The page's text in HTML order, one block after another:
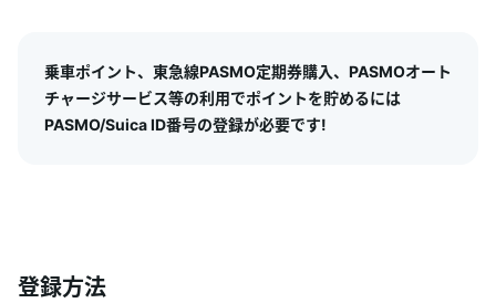
乗車ポイント、東急線PASMO定期券購入、PASMOオート
チャージサービス等の利用でポイントを貯めるには
PASMO/Suica ID番号の登録が必要です!
登録方法